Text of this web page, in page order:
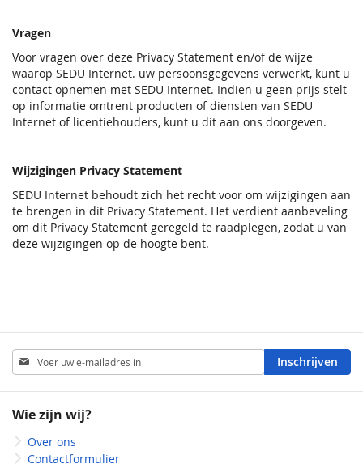
Vragen
Voor vragen over deze Privacy Statement en/of de wijze
waarop SEDU Internet. uw persoonsgegevens verwerkt, kunt u
contact opnemen met SEDU Internet. Indien u geen prijs stelt
op informatie omtrent producten of diensten van SEDU
Internet of licentiehouders, kunt u dit aan ons doorgeven.
Wijzigingen Privacy Statement
SEDU Internet behoudt zich het recht voor om wijzigingen aan
te brengen in dit Privacy Statement. Het verdient aanbeveling
om dit Privacy Statement geregeld te raadplegen, zodat u van
deze wijzigingen op de hoogte bent.
Abonneer
u
op
nieuwsbrief
Inschrijven
Wie zijn wij?
Over ons
Contactformulier